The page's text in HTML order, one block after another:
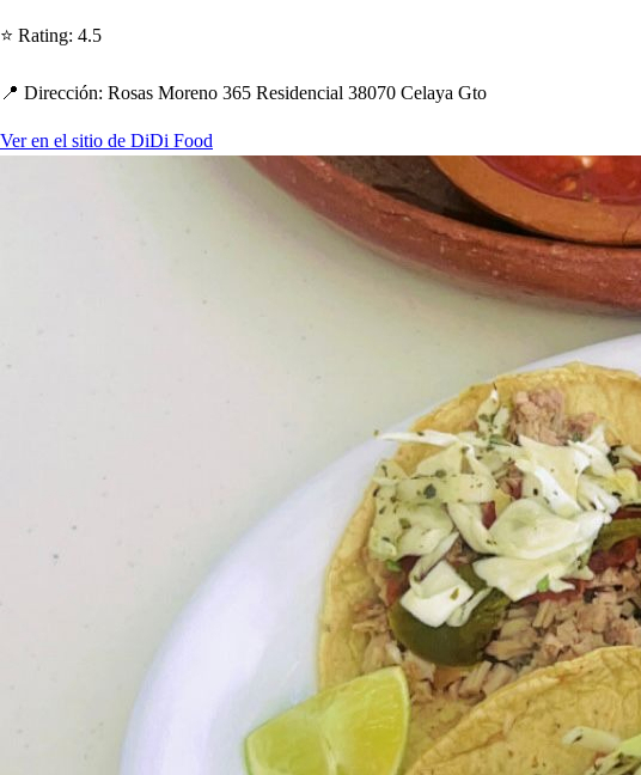
⭐ Rating: 4.5
📍 Dirección: Rosas Moreno 365 Residencial 38070 Celaya Gto
Ver en el sitio de DiDi Food